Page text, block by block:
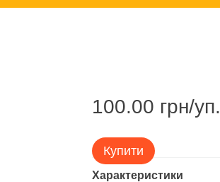
100.00 грн/уп.
Купити
Характеристики